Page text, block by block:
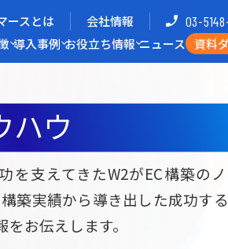
ースとは 会社情報 03-
導入事例 お役立ち情報 ニュース 資料
BtoB向けECサイト構築
W2Commerce
開発力/支援体制
業インタビュー
ハウ
を支えてきたW2がEC構築の
築実績から導き出した成功す
をお伝えします。